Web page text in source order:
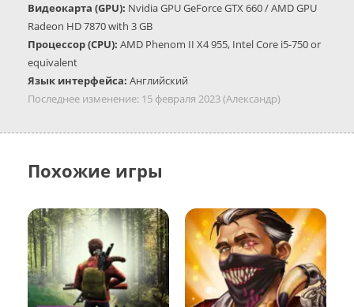
Видеокарта (GPU): Nvidia GPU GeForce GTX 660 / AMD GPU
Radeon HD 7870 with 3 GB
Процессор (CPU): AMD Phenom II X4 955, Intel Core i5-750 or
equivalent
Язык интерфейса: Английский
Последнее изменение: 15 февраля 2023(Александр)
Похожие игры